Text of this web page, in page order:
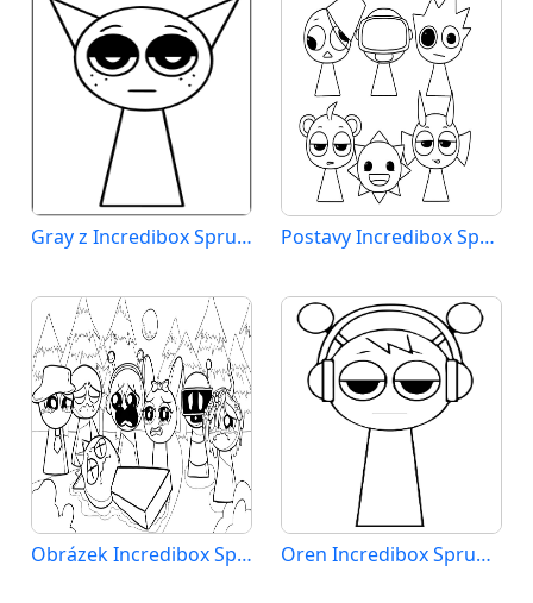
Gray z Incredibox Sprunki Postavy Incredibox Sprunki
Obrázek Incredibox Sprunki Oren Incredibox Sprunki